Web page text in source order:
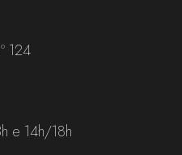
124
e 14h/18h